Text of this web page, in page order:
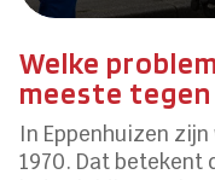
Welke
meeste tegen
In Eppenhuizen
1970. Dat betekent